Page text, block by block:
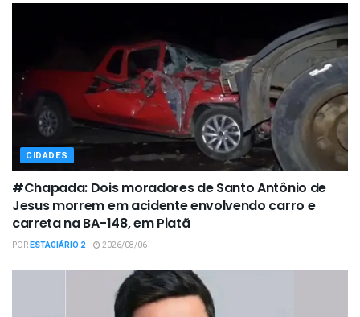
CIDADES
#Chapada: Dois moradores de Santo Antônio de
Jesus morrem em acidente envolvendo carro e
carreta na BA-148, em Piatã
PORESTAGIÁRIO 2 2026/08/06